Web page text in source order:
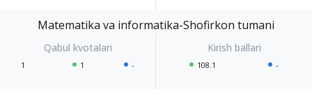
Matematika va informatika-Shofirkon tumani
1 1 - 108.1 -